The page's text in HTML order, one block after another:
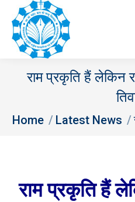
राम प्रकृति हैं लेकिन
You are here:
Home Latest News
राम प्रकृति हैं